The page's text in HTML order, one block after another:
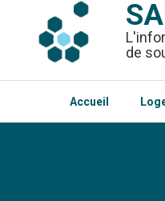
de
Accueil